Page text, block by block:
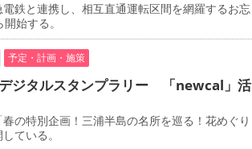
鉄と連携し、相互直通運転区間を網羅するお忘
始する。
予定・計画・施策
ジタルスタンプラリー 「newcal」活
の特別企画！三浦半島の名所を巡る！花めぐり
ている。